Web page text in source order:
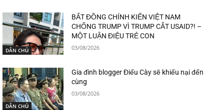
DÂN CHỦ
BẤT ĐỒNG CHÍNH KIẾN VIỆT NAM
CHỐNG TRUMP VÌ TRUMP CẮT USAID?! –
MỘT LUẬN ĐIỆU TRẺ CON
03/08/2026
DÂN CHỦ
Gia đình blogger Điếu Cày sẽ khiếu nại đến
cùng
03/08/2026